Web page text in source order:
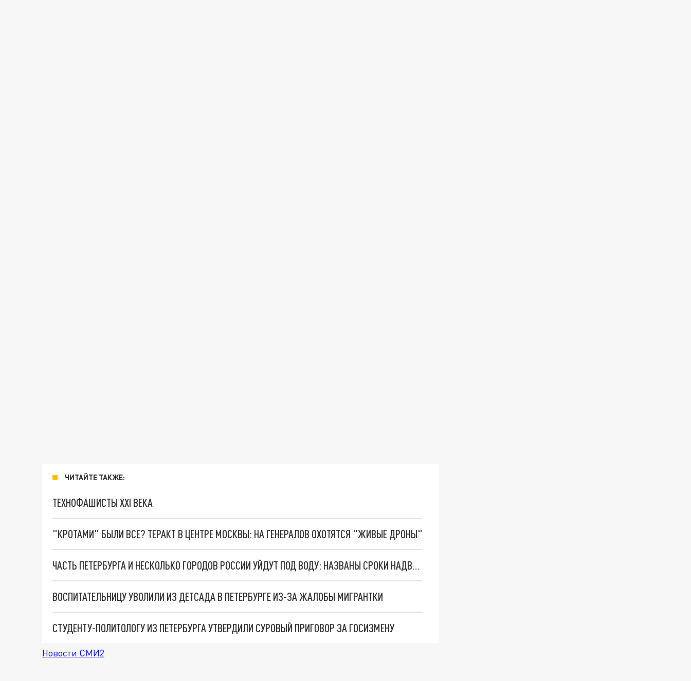
ЧИТАЙТЕ ТАКЖЕ:
ТЕХНОФАШИСТЫ XXI ВЕКА
"КРОТАМИ" БЫЛИ ВСЕ? ТЕРАКТ В ЦЕНТРЕ МОСКВЫ: НА ГЕНЕРАЛОВ ОХОТЯТСЯ "ЖИВЫЕ ДРОНЫ"
ЧАСТЬ ПЕТЕРБУРГА И НЕСКОЛЬКО ГОРОДОВ РОССИИ УЙДУТ ПОД ВОДУ: НАЗВАНЫ СРОКИ НАДВИГАЮЩЕГОСЯ АПОКАЛИПСИСА
ВОСПИТАТЕЛЬНИЦУ УВОЛИЛИ ИЗ ДЕТСАДА В ПЕТЕРБУРГЕ ИЗ-ЗА ЖАЛОБЫ МИГРАНТКИ
СТУДЕНТУ-ПОЛИТОЛОГУ ИЗ ПЕТЕРБУРГА УТВЕРДИЛИ СУРОВЫЙ ПРИГОВОР ЗА ГОСИЗМЕНУ
Новости СМИ2